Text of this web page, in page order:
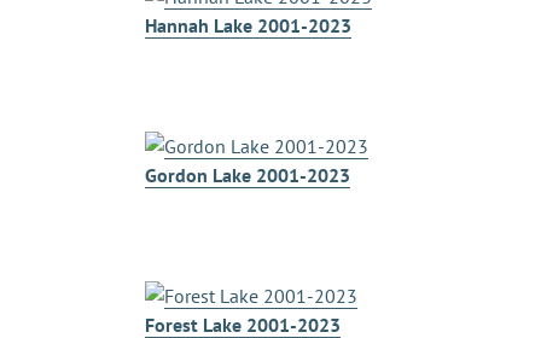
Hannah Lake 2001-2023
Gordon Lake 2001-2023
Forest Lake 2001-2023